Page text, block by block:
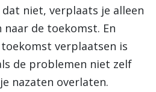
niet, verplaats je alleen
de toekomst. En
verplaatsen is
de problemen niet zelf
nazaten overlaten.